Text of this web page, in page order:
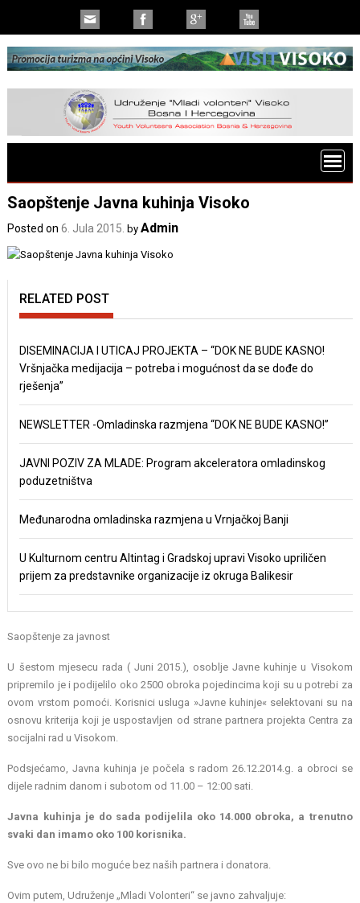
Saopštenje Javna kuhinja Visoko
Posted on6. Jula 2015. byAdmin
RELATED POST
DISEMINACIJA I UTICAJ PROJEKTA – “DOK NE BUDE KASNO!
Vršnjačka medijacija – potreba i mogućnost da se dođe do
rješenja”
NEWSLETTER -Omladinska razmjena “DOK NE BUDE KASNO!”
JAVNI POZIV ZA MLADE: Program akceleratora omladinskog
poduzetništva
Međunarodna omladinska razmjena u Vrnjačkoj Banji
U Kulturnom centru Altintag i Gradskoj upravi Visoko upriličen
prijem za predstavnike organizacije iz okruga Balikesir
Saopštenje za javnost
U šestom mjesecu rada ( Juni 2015.), osoblje Javne kuhinje u Visokom
pripremilo je i podijelilo oko 2500 obroka pojedincima koji su u potrebi za
ovom vrstom pomoći. Korisnici usluga »Javne kuhinje« selektovani su na
osnovu kriterija koji je uspostavljen od strane partnera projekta Centra za
socijalni rad u Visokom.
Podsjećamo, Javna kuhinja je počela s radom 26.12.2014.g. a obroci se
dijele radnim danom i subotom od 11.00 – 12:00 sati.
Javna kuhinja je do sada podijelila oko 14.000 obroka, a trenutno
svaki dan imamo oko 100 korisnika.
Sve ovo ne bi bilo moguće bez naših partnera i donatora.
Ovim putem, Udruženje „Mladi Volonteri“ se javno zahvaljuje: